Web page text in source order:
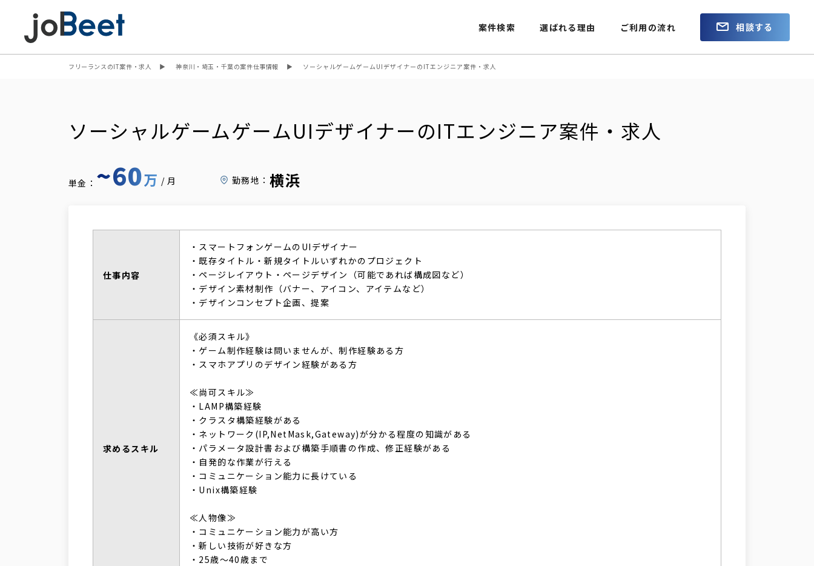
案件検索 選ばれる理由 ご利用の流れ 相談する
フリーランスのIT案件・求人 神奈川・埼玉・千葉の案件仕事情報 ソーシャルゲームゲームUIデザイナーのITエンジニア案件・求人
ソーシャルゲームゲームUIデザイナーのITエンジニア案件・求人
単金： ~60万 /月 勤務地： 横浜
仕事内容
・スマートフォンゲームのUIデザイナー
・既存タイトル・新規タイトルいずれかのプロジェクト
・ページレイアウト・ページデザイン（可能であれば構成図など）
・デザイン素材制作（バナー、アイコン、アイテムなど）
・デザインコンセプト企画、提案
求めるスキル
《必須スキル》
・ゲーム制作経験は問いませんが、制作経験ある方
・スマホアプリのデザイン経験がある方
≪尚可スキル≫
・LAMP構築経験
・クラスタ構築経験がある
・ネットワーク(IP,NetMask,Gateway)が分かる程度の知識がある
・パラメータ設計書および構築手順書の作成、修正経験がある
・自発的な作業が行える
・コミュニケーション能力に長けている
・Unix構築経験
≪人物像≫
・コミュニケーション能力が高い方
・新しい技術が好きな方
・25歳〜40歳まで